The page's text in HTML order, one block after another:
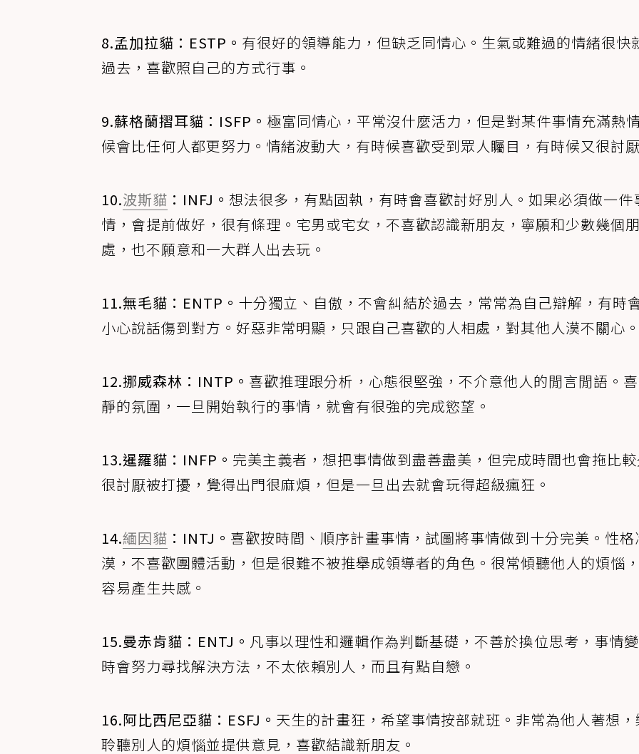
8.孟加拉貓：ESTP。 有很好的領導能力，但缺乏同情心。生氣或難過的情緒很快
過去，喜歡照自己的方式行事。
9.蘇格蘭摺耳貓：ISFP。 極富同情心，平常沒什麼活力，但是對某件事情充滿熱
候會比任何人都更努力。情緒波動大，有時候喜歡受到眾人矚目，有時候又很討厭
10.波斯貓 ：INFJ。 想法很多，有點固執，有時會喜歡討好別人。如果必須做一件
情，會提前做好，很有條理。宅男或宅女，不喜歡認識新朋友，寧願和少數幾個
處，也不願意和一大群人出去玩。
11.無毛貓：ENTP。 十分獨立、自傲，不會糾結於過去，常常為自己辯解，有時
小心說話傷到對方。好惡非常明顯，只跟自己喜歡的人相處，對其他人漠不關心。
12.挪威森林：INTP。 喜歡推理跟分析，心態很堅強，不介意他人的閒言閒語。
靜的氛圍，一旦開始執行的事情，就會有很強的完成慾望。
13.暹羅貓：INFP。 完美主義者，想把事情做到盡善盡美，但完成時間也會拖比較
很討厭被打擾，覺得出門很麻煩，但是一旦出去就會玩得超級瘋狂。
14.緬因貓 ：INTJ。 喜歡按時間、順序計畫事情，試圖將事情做到十分完美。性格
漠，不喜歡團體活動，但是很難不被推舉成領導者的角色。很常傾聽他人的煩惱
容易產生共感。
15.曼赤肯貓：ENTJ。 凡事以理性和邏輯作為判斷基礎，不善於換位思考，事情
時會努力尋找解決方法，不太依賴別人，而且有點自戀。
16.阿比西尼亞貓：ESFJ。 天生的計畫狂，希望事情按部就班。非常為他人著想，
聆聽別人的煩惱並提供意見，喜歡結識新朋友。